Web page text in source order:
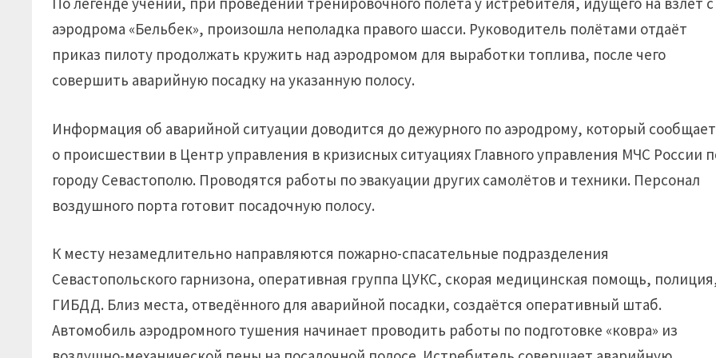
аэродрома «Бельбек», произошла неполадка правого шасси. Руководитель полётами отдаёт
приказ пилоту продолжать кружить над аэродромом для выработки топлива, после чего
совершить аварийную посадку на указанную полосу.
Информация об аварийной ситуации доводится до дежурного по аэродрому, который сообщает
о происшествии в Центр управления в кризисных ситуациях Главного управления МЧС России
городу Севастополю. Проводятся работы по эвакуации других самолётов и техники. Персонал
воздушного порта готовит посадочную полосу.
К месту незамедлительно направляются пожарно-спасательные подразделения
Севастопольского гарнизона, оперативная группа ЦУКС, скорая медицинская помощь,
ГИБДД. Близ места, отведённого для аварийной посадки, создаётся оперативный штаб.
Автомобиль аэродромного тушения начинает проводить работы по подготовке «ковра» из